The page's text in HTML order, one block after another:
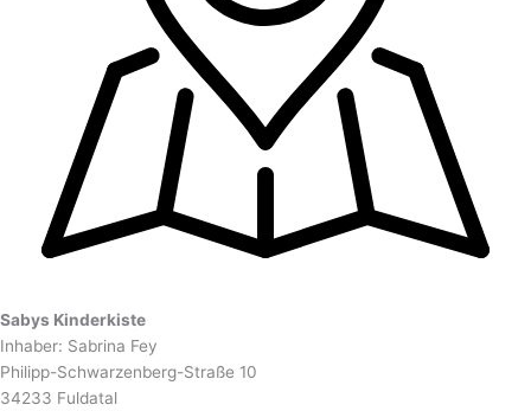
Sabys Kinderkiste
Inhaber: Sabrina Fey
Philipp-Schwarzenberg-Straße 10
34233 Fuldatal